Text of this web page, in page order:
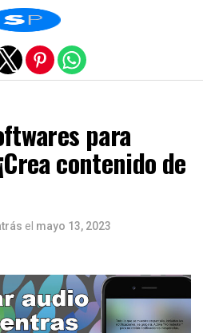
para
contenido de
el mayo 13, 2023
la versión móvil